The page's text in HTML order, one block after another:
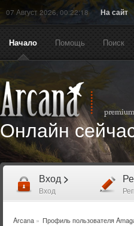
07 Август 2026, 00:22:18 На сайт
Начало Помощь Поиск
Онлайн
Вход >
Вход
Arcana» Профиль пользователя